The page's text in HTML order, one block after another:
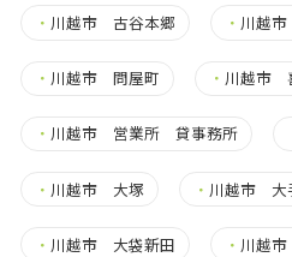
・ 川越市 古谷本郷 ・ 川越
・ 川越市 問屋町 ・ 川越市
・ 川越市 営業所 貸事務所
・ 川越市 大塚 ・ 川越市 大
・ 川越市 大袋新田 ・ 川越